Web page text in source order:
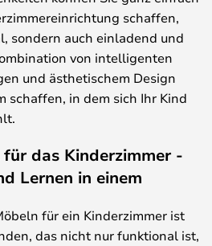
schaffen,
sondern auch einladend und
von intelligenten
und ästhetischem Design
schaffen, in dem sich Ihr Kind
das Kinderzimmer -
Lernen in einem
für ein Kinderzimmer ist
das nicht nur funktional ist,